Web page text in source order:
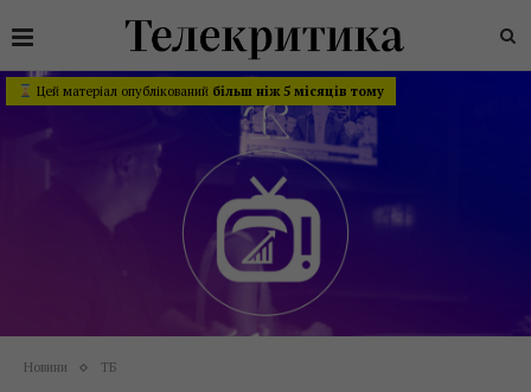
Цей матеріал опублікований більш ніж 5 місяців тому
Новини ТБ